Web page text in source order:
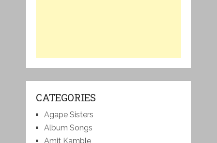
CATEGORIES
Agape Sisters
Album Songs
Amit Kamble